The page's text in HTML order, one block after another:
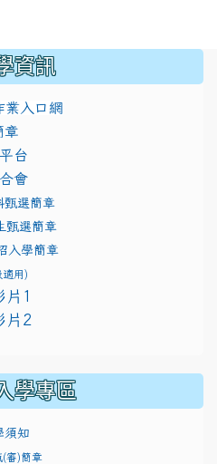
資訊
業入口網
modules/
章
台
會
甄選簡章
甄選簡章
入學簡章
適用)
presentation/d/
片1
presentation/d/
片2
學專區
須知
(審)簡章